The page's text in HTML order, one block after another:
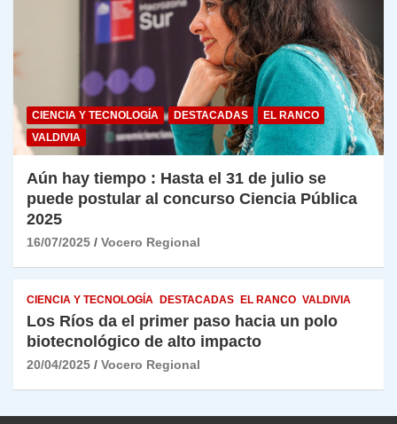
CIENCIA Y TECNOLOGÍA DESTACADAS
EL RANCO
VALDIVIA
Aún hay tiempo : Hasta el 31 de julio se
puede postular al concurso Ciencia Pública
2025
16/07/2025 Vocero Regional
CIENCIA Y TECNOLOGÍA DESTACADAS EL RANCO VALDIVIA
Los Ríos da el primer paso hacia un polo
biotecnológico de alto impacto
20/04/2025 Vocero Regional